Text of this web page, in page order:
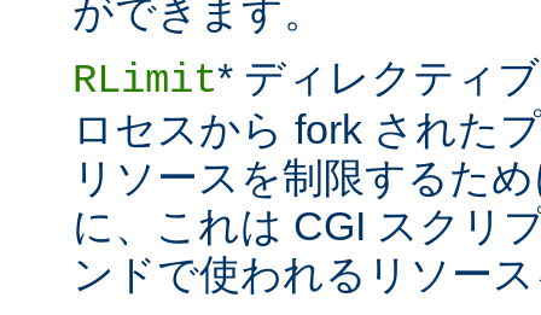
ができます。
RLimit* ディレクティ
ロセスから fork された
リソースを制限するた
に、これは CGI スクリ
ンドで使われるリソー